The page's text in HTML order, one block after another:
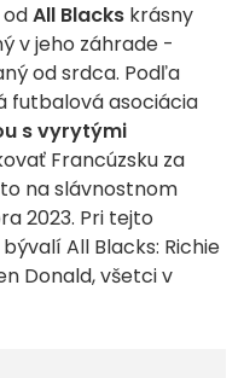
All Blacks krásny
v jeho záhrade -
od srdca. Podľa
futbalová asociácia
s vyrytými
Francúzsku za
na slávnostnom
2023. Pri tejto
All Blacks: Richie
Donald, všetci v